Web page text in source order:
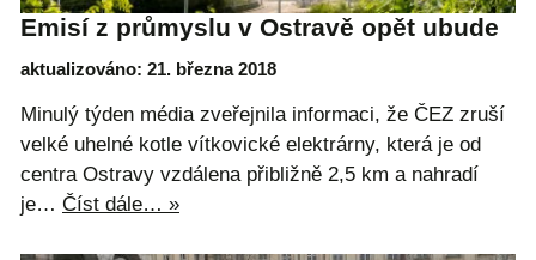
Emisí z průmyslu v Ostravě opět ubude
aktualizováno: 21. března 2018
Minulý týden média zveřejnila informaci, že ČEZ zruší
velké uhelné kotle vítkovické elektrárny, která je od
centra Ostravy vzdálena přibližně 2,5 km a nahradí
je… Číst dále… »